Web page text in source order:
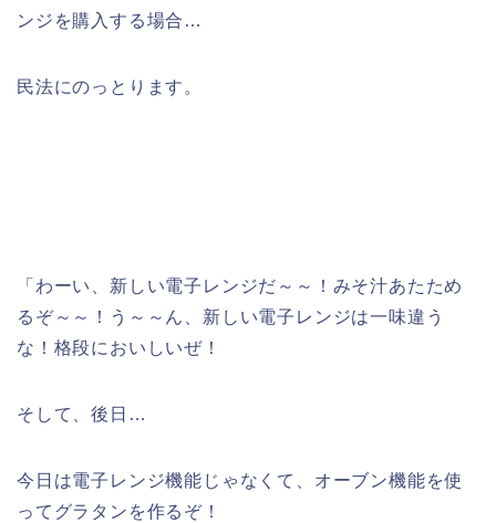
ンジを購入する場合…
民法にのっとります。
「わーい、新しい電子レンジだ～～！みそ汁あたため
るぞ～～！う～～ん、新しい電子レンジは一味違う
な！格段においしいぜ！
そして、後日…
今日は電子レンジ機能じゃなくて、オーブン機能を使
ってグラタンを作るぞ！